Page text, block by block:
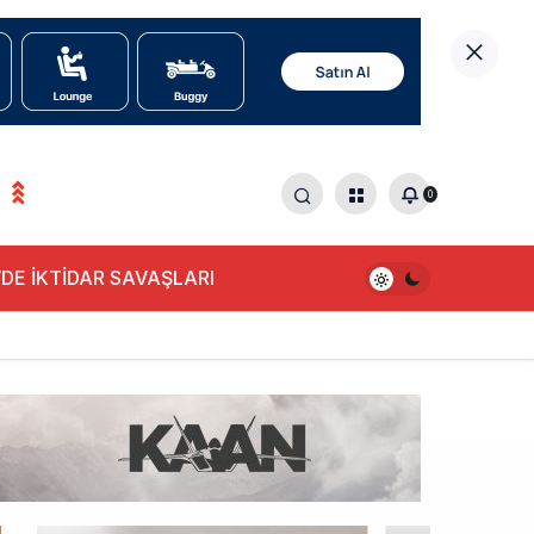
0
İKTİDAR SAVAŞLARI